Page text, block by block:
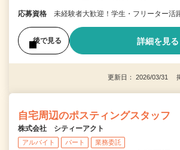
応募資格 未経験者大歓迎！学生・フリーター活
後で見る 詳細を見る
更新日： 2026/03/31
自宅周辺のポスティングスタッフ
株式会社 シティーアクト
アルバイト パート 業務委託